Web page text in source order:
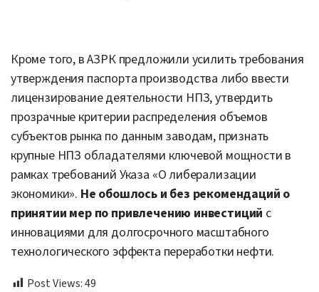
Кроме того, в АЗРК предложили усилить требования
утверждения паспорта производства либо ввести
лицензирование деятельности НПЗ, утвердить
прозрачные критерии распределения объемов
субъектов рынка по данным заводам, признать
крупные НПЗ обладателями ключевой мощности в
рамках требований Указа «О либерализации
экономики». Не обошлось и без рекомендаций о
принятии мер по привлечению инвестиций с
инновациями для долгосрочного масштабного
технологического эффекта переработки нефти.
Post Views:49